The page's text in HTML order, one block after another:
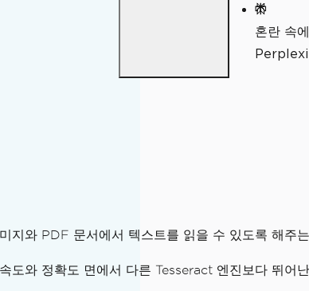
혼란 속
와 PDF 문서에서 텍스트를 읽을 수 있도록 해주
와 정확도 면에서 다른 Tesseract 엔진보다 뛰어